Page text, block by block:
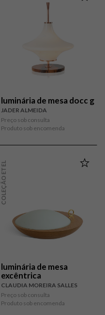
luminária de mesa docc g
JADER ALMEIDA
Preço sob consulta
Produto sob encomenda
COLEÇÃO ETEL
luminária de mesa
excêntrica
CLAUDIA MOREIRA SALLES
Preço sob consulta
Produto sob encomenda